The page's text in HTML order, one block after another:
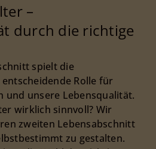
–
durch die richtige
spielt die
Rolle für
und unsere Lebensqualität.
wirklich sinnvoll? Wir
zweiten Lebensabschnitt
zu gestalten.